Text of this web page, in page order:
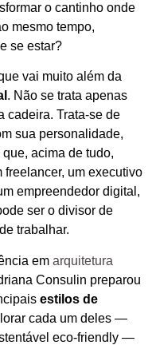
o cantinho onde
mesmo tempo,
se estar?
vai muito além da
. Não se trata apenas
cadeira. Trata-se de
sua personalidade,
acima de tudo,
freelancer, um executivo
empreendedor digital,
ser o divisor de
trabalhar.
em arquitetura
Consulin preparou
estilos de
cada um deles —
eco-friendly —